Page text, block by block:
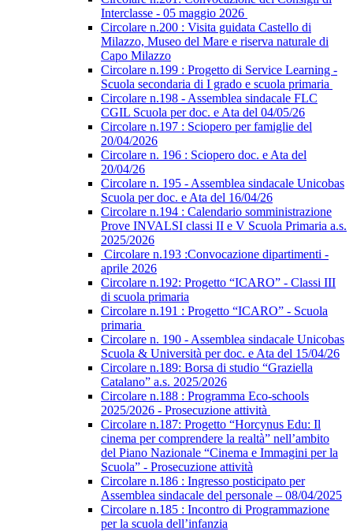
Interclasse - 05 maggio 2026
Circolare n.200 : Visita guidata Castello di
Milazzo, Museo del Mare e riserva naturale di
Capo Milazzo
Circolare n.199 : Progetto di Service Learning -
Scuola secondaria di I grado e scuola primaria
Circolare n.198 - Assemblea sindacale FLC
CGIL Scuola per doc. e Ata del 04/05/26
Circolare n.197 : Sciopero per famiglie del
20/04/2026
Circolare n. 196 : Sciopero doc. e Ata del
20/04/26
Circolare n. 195 - Assemblea sindacale Unicobas
Scuola per doc. e Ata del 16/04/26
Circolare n.194 : Calendario somministrazione
Prove INVALSI classi II e V Scuola Primaria a.s.
2025/2026
Circolare n.193 :Convocazione dipartimenti -
aprile 2026
Circolare n.192: Progetto “ICARO” - Classi III
di scuola primaria
Circolare n.191 : Progetto “ICARO” - Scuola
primaria
Circolare n. 190 - Assemblea sindacale Unicobas
Scuola & Università per doc. e Ata del 15/04/26
Circolare n.189: Borsa di studio “Graziella
Catalano” a.s. 2025/2026
Circolare n.188 : Programma Eco-schools
2025/2026 - Prosecuzione attività
Circolare n.187: Progetto “Horcynus Edu: Il
cinema per comprendere la realtà” nell’ambito
del Piano Nazionale “Cinema e Immagini per la
Scuola” - Prosecuzione attività
Circolare n.186 : Ingresso posticipato per
Assemblea sindacale del personale – 08/04/2025
Circolare n.185 : Incontro di Programmazione
per la scuola dell’infanzia